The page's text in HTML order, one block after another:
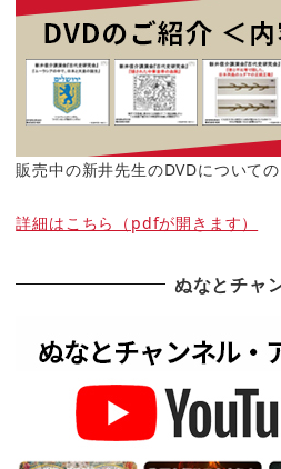
販売中の新井先生のDVDについての
詳細はこちら（pdfが開きます）
ぬなとチャ